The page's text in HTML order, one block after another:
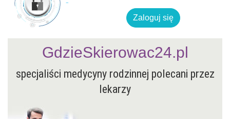
Zaloguj się
specjaliści medycyny rodzinnej polecani przez
lekarzy
GdzieSkierowac24.pl